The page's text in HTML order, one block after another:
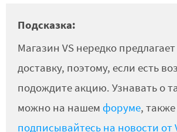
Подсказка:
Магазин VS нередко
доставку, поэтому, если есть
подождите акцию. Узнавать о
можно на нашем форуме, также
подписывайтесь на новости от